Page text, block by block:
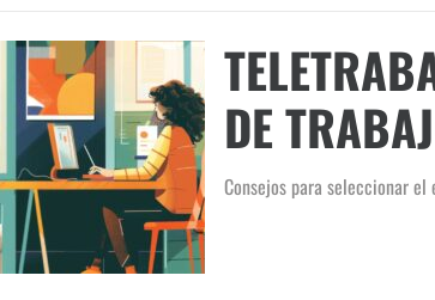
DE
Consejos para seleccionar